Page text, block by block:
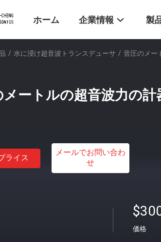
ホーム 企業情報 製
/ 水に浸け超音波トランスデューサ / 音圧のメー
メートルの超音波力の計
ライス
メールでお問い合わ
せ
価格